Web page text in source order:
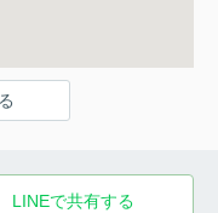
LINEで共有する